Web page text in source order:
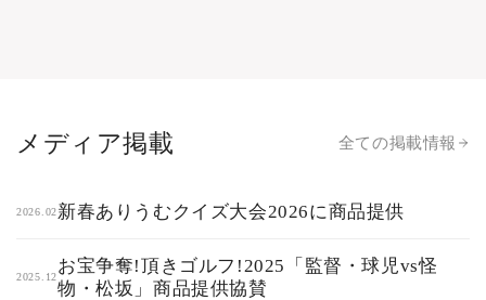
メディア掲載 全ての掲載情報
2026.02新春ありうむクイズ大会2026に商品提供
2025.12
お宝争奪!頂きゴルフ!2025「監督・球児vs怪
物・松坂」商品提供協賛